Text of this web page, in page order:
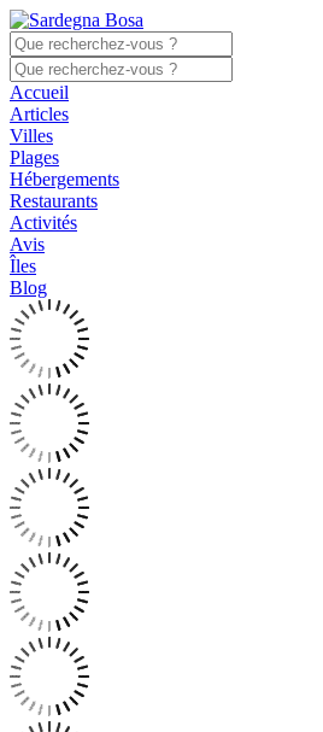
Accueil
Articles
Villes
Plages
Hébergements
Restaurants
Activités
Avis
Îles
Blog